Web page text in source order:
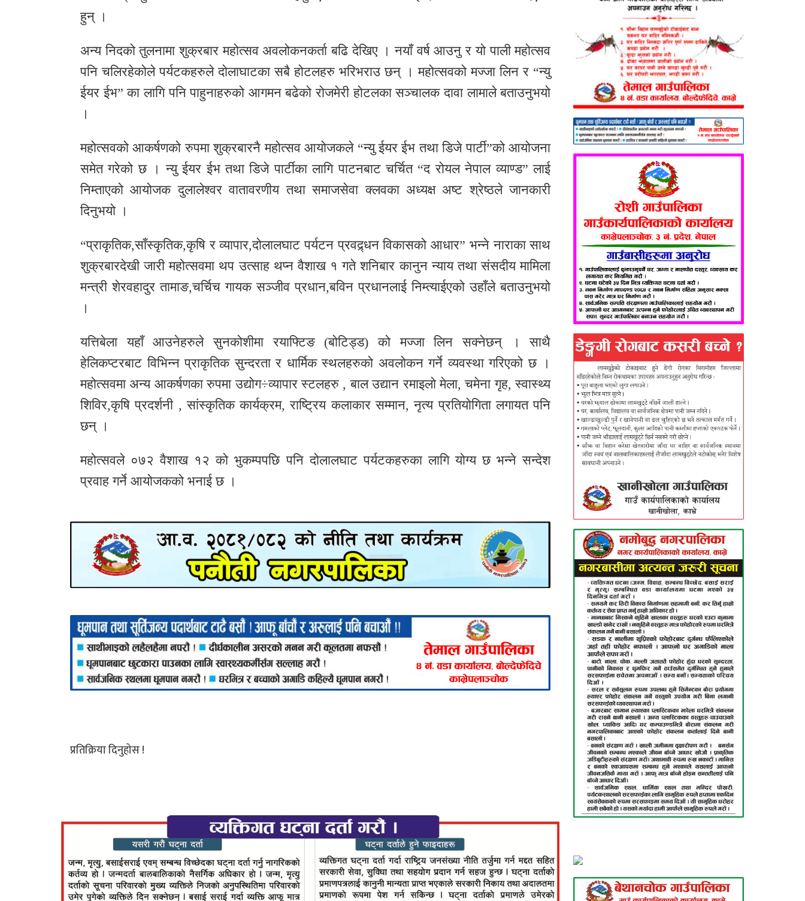
हुन् ।
अन्य निदको तुलनामा शुक्रबार महोत्सव अवलोकनकर्ता बढि देखिए । नयाँ वर्ष आउनु र यो पाली महोत्सव
पनि चलिरहेकोले पर्यटकहरुले दोलाघाटका सबै होटलहरु भरिभराउ छन् । महोत्सवको मज्जा लिन र “न्यु
ईयर ईभ” का लागि पनि पाहुनाहरुको आगमन बढेको रोजमेरी होटलका सञ्चालक दावा लामाले बताउनुभयो
।
महोत्सवको आकर्षणको रुपमा शुक्रबारनै महोत्सव आयोजकले “न्यु ईयर ईभ तथा डिजे पार्टी”को आयोजना
समेत गरेको छ । न्यु ईयर ईभ तथा डिजे पार्टीका लागि पाटनबाट चर्चित “द रोयल नेपाल व्याण्ड” लाई
निम्ताएको आयोजक दुलालेश्वर वातावरणीय तथा समाजसेवा क्लवका अध्यक्ष अष्ट श्रेष्ठले जानकारी
दिनुभयो ।
“प्राकृतिक,साँस्कृतिक,कृषि र व्यापार,दोलालघाट पर्यटन प्रवद्र्धन विकासको आधार” भन्ने नाराका साथ
शुक्रबारदेखी जारी महोत्सवमा थप उत्साह थप्न वैशाख १ गते शनिबार कानुन न्याय तथा संसदीय मामिला
मन्त्री शेरवहादुर तामाङ,चर्चिच गायक सञ्जीव प्रधान,बविन प्रधानलाई निम्त्याईएको उहाँले बताउनुभयो
।
यत्तिबेला यहाँ आउनेहरुले सुनकोशीमा रयाफ्टिङ (बोटिड्ड) को मज्जा लिन सक्नेछन् । साथै
हेलिकप्टरबाट विभिन्न प्राकृतिक सुन्दरता र धार्मिक स्थलहरुको अवलोकन गर्ने व्यवस्था गरिएको छ ।
महोत्सवमा अन्य आकर्षणका रुपमा उद्योग÷व्यापार स्टलहरु , बाल उद्यान रमाइलो मेला, चमेना गृह, स्वास्थ्य
शिविर,कृषि प्रदर्शनी , सांस्कृतिक कार्यक्रम, राष्ट्रिय कलाकार सम्मान, नृत्य प्रतियोगिता लगायत पनि
छन् ।
महोत्सवले ०७२ वैशाख १२ को भुकम्पपछि पनि दोलालघाट पर्यटकहरुका लागि योग्य छ भन्ने सन्देश
प्रवाह गर्ने आयोजकको भनाई छ ।
प्रतिक्रिया दिनुहोस !